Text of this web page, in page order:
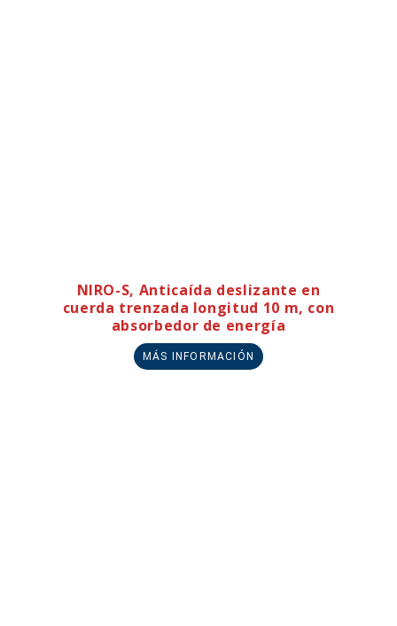
NIRO-S, Anticaída deslizante en
cuerda trenzada longitud 10 m, con
absorbedor de energía
MÁS INFORMACIÓN